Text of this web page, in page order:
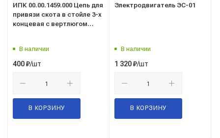
ИПК 00.00.1459.000 Цепь для
привязи скота в стойле 3-х
концевая с вертлюгом
В наличии
400₽/шт
В КОРЗИНУ
Электродвигатель ЭС-01
В наличии
1 320₽/шт
В КОРЗИНУ